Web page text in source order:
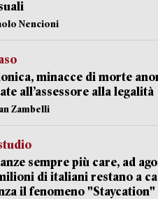
Nencioni
minacce di morte
all’assessore alla legalità
Zambelli
sempre più care, ad
di italiani restano a
il fenomeno "Staycation"